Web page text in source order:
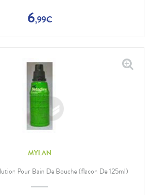
6,99€
MYLAN
Pour Bain De Bouche (flacon De 125ml)